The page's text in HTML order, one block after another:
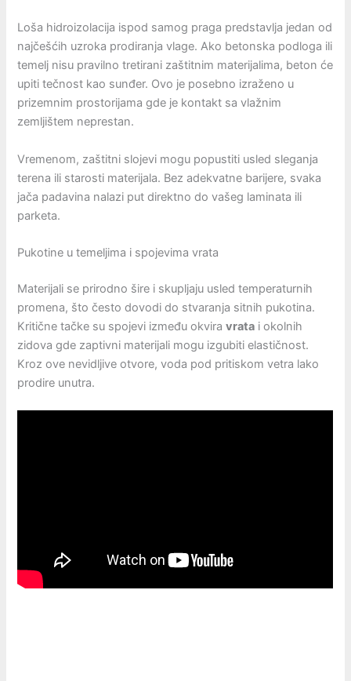
Loša hidroizolacija ispod samog praga predstavlja jedan od
najčešćih uzroka prodiranja vlage. Ako betonska podloga ili
temelj nisu pravilno tretirani zaštitnim materijalima, beton će
upiti tečnost kao sunđer. Ovo je posebno izraženo u
prizemnim prostorijama gde je kontakt sa vlažnim
zemljištem neprestan.
Vremenom, zaštitni slojevi mogu popustiti usled sleganja
terena ili starosti materijala. Bez adekvatne barijere, svaka
jača padavina nalazi put direktno do vašeg laminata ili
parketa.
Pukotine u temeljima i spojevima vrata
Materijali se prirodno šire i skupljaju usled temperaturnih
promena, što često dovodi do stvaranja sitnih pukotina.
Kritične tačke su spojevi između okviravrata i okolnih
zidova gde zaptivni materijali mogu izgubiti elastičnost.
Kroz ove nevidljive otvore, voda pod pritiskom vetra lako
prodire unutra.